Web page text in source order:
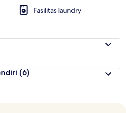
i
l
Fasilitas laundry
(6)